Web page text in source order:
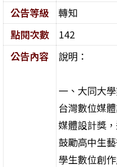
公告等級
轉知
點閱次數
142
公告內容
說明：
一、大同大
台灣數位媒
媒體設計獎
鼓勵高中生
學生數位創